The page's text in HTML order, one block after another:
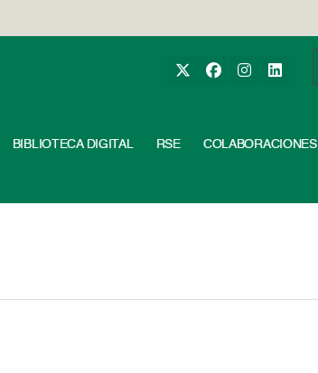
BIBLIOTECA DIGITAL RSE COLABORACIONES